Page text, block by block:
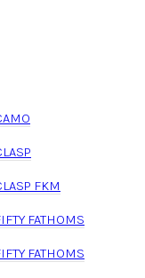
FKM
FATHOMS
FATHOMS